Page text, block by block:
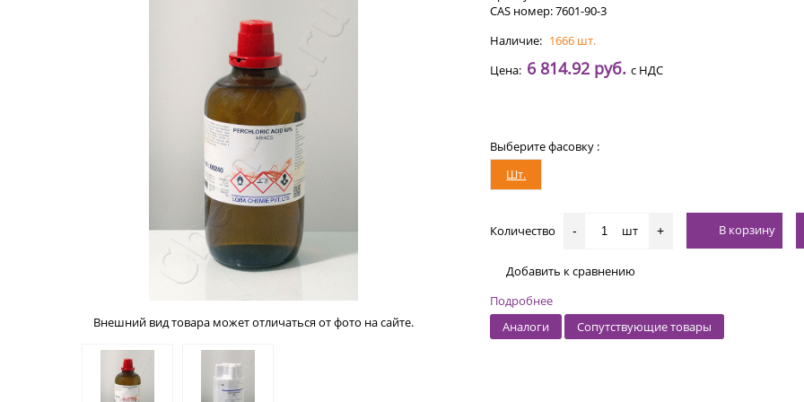
Внешний вид товара может отличаться от фото на сайте.
CAS номер: 7601-90-3
Наличие: 1666 шт.
Цена: 6 814.92 руб.с НДС
Выберите фасовку :
Шт.
Количество - шт + В корзину
Добавить к сравнению
Подробнее
Аналоги
Сопутствующие товары